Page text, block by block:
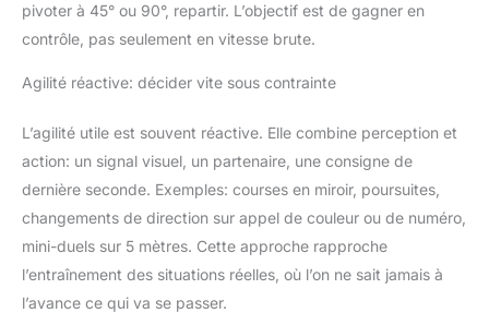
pivoter à 45° ou 90°, repartir. L’objectif est de gagner en
contrôle, pas seulement en vitesse brute.
Agilité réactive: décider vite sous contrainte
L’agilité utile est souvent réactive. Elle combine perception et
action: un signal visuel, un partenaire, une consigne de
dernière seconde. Exemples: courses en miroir, poursuites,
changements de direction sur appel de couleur ou de numéro,
mini-duels sur 5 mètres. Cette approche rapproche
l’entraînement des situations réelles, où l’on ne sait jamais à
l’avance ce qui va se passer.